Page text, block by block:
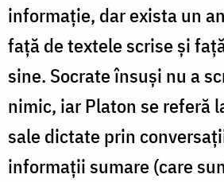
informație, dar exista un
față de textele scrise și
sine. Socrate însuşi nu a
nimic, iar Platon se referă
sale dictate prin
informaţii sumare (care